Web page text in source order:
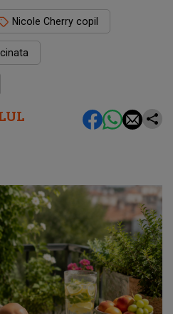
Nicole Cherry copil